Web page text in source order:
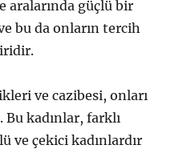
güçlü bir
bu da onların tercih
ve cazibesi, onları
kadınlar, farklı
ve çekici kadınlardır